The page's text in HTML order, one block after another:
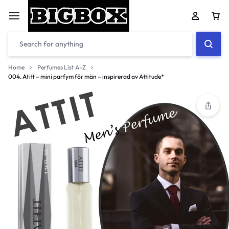
Your bag is empty
Don't miss out on great deals! Start shopping or
Sign in to view products added.
Shop What's New
Sign in
Home
Perfumes List A-Z
004. Atitt – mini parfym för män – inspirerad av Attitude*